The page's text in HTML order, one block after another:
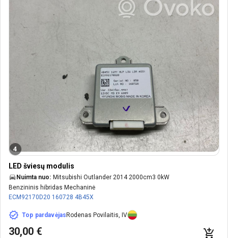
4
LED šviesų modulis
Nuimta nuo: Mitsubishi Outlander 2014 2000cm3 0kW
Benzininis hibridas Mechaninė
ECM92170D20 160728 4B45X
Top pardavėjasRodenas Povilaitis, IV
30,00 €